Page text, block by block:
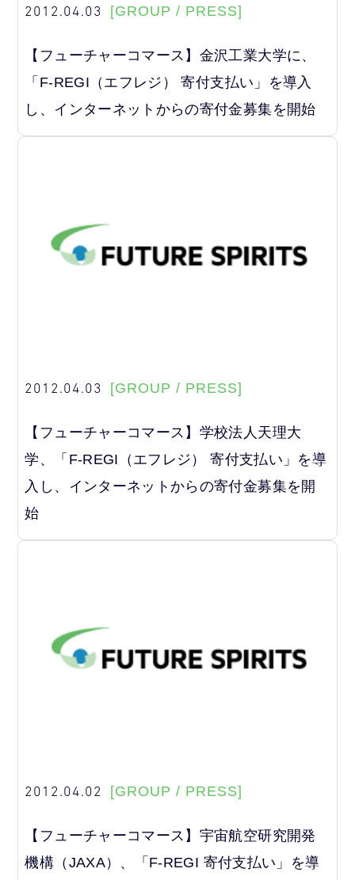
2012.04.03 [GROUP / PRESS]
【フューチャーコマース】金沢工業大学に、
「F-REGI（エフレジ） 寄付支払い」を導入
し、インターネットからの寄付金募集を開始
2012.04.03 [GROUP / PRESS]
【フューチャーコマース】学校法人天理大
学、「F-REGI（エフレジ） 寄付支払い」を導
入し、インターネットからの寄付金募集を開
始
2012.04.02 [GROUP / PRESS]
【フューチャーコマース】宇宙航空研究開発
機構（JAXA）、「F-REGI 寄付支払い」を導